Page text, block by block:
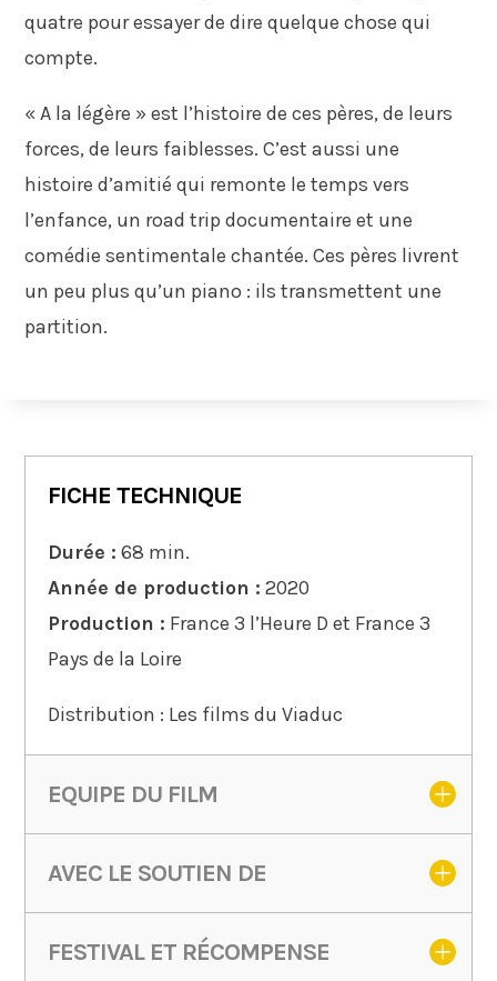
quatre pour essayer de dire quelque chose qui
compte.
« A la légère » est l’histoire de ces pères, de leurs
forces, de leurs faiblesses. C’est aussi une
histoire d’amitié qui remonte le temps vers
l’enfance, un road trip documentaire et une
comédie sentimentale chantée. Ces pères livrent
un peu plus qu’un piano : ils transmettent une
partition.
FICHE TECHNIQUE
Durée : 68 min.
Année de production : 2020
Production : France 3 l’Heure D et France 3
Pays de la Loire
Distribution : Les films du Viaduc
EQUIPE DU FILM
AVEC LE SOUTIEN DE
FESTIVAL ET RÉCOMPENSE